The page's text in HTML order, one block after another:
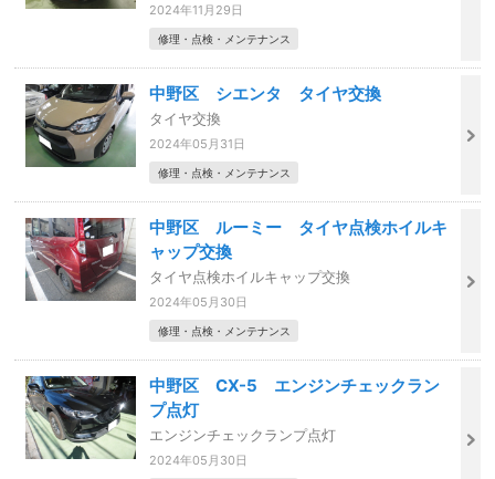
2024年11月29日
修理・点検・メンテナンス
中野区 シエンタ タイヤ交換
タイヤ交換
2024年05月31日
修理・点検・メンテナンス
中野区 ルーミー タイヤ点検ホイルキ
ャップ交換
タイヤ点検ホイルキャップ交換
2024年05月30日
修理・点検・メンテナンス
中野区 CX-5 エンジンチェックラン
プ点灯
エンジンチェックランプ点灯
2024年05月30日